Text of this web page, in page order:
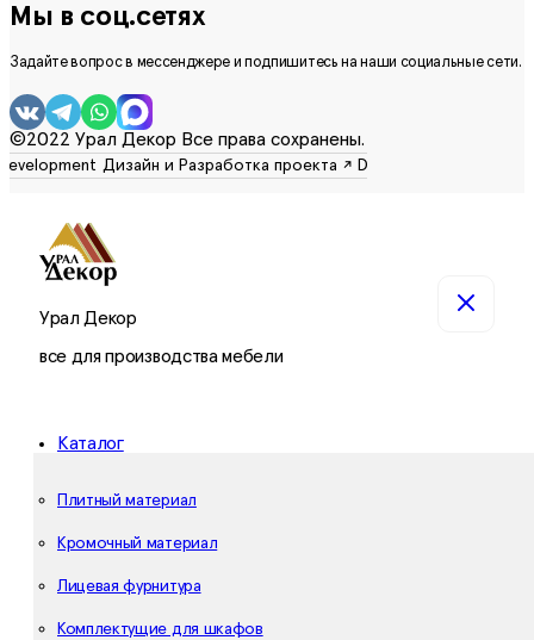
Мы в соц.сетях
Задайте вопрос в мессенджере и подпишитесь на наши социальные сети.
©2022 Урал Декор Все права сохранены.
Урал Декор
все для производства мебели
Каталог
Плитный материал
Кромочный материал
Лицевая фурнитура
Комплектущие для шкафов